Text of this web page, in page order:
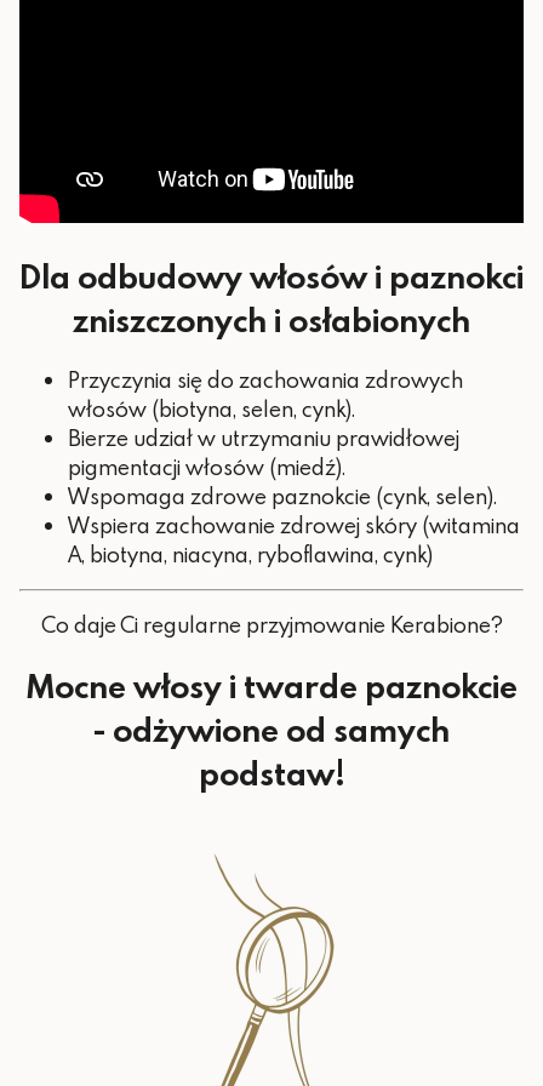
*RWS – referencyjnej wartości
Dla odbudowy włosów i paznokci
zniszczonych i osłabionych
Przyczynia się do zachowania zdrowych
włosów (biotyna, selen, cynk).
Bierze udział w utrzymaniu prawidłowej
pigmentacji włosów (miedź).
Wspomaga zdrowe paznokcie (cynk, selen).
Wspiera zachowanie zdrowej skóry (witamina
A, biotyna, niacyna, ryboflawina, cynk)
Co daje Ci regularne przyjmowanie Kerabione?
Mocne włosy i twarde paznokcie
- odżywione od samych
podstaw!